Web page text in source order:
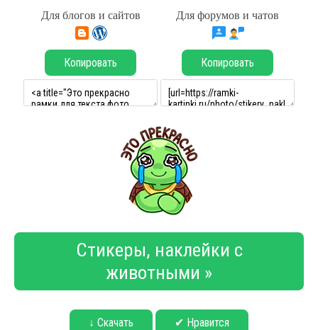
Для блогов и сайтов Для форумов и чатов
Копировать Копировать
Стикеры, наклейки с
животными »
↓ Скачать ✔ Нравится